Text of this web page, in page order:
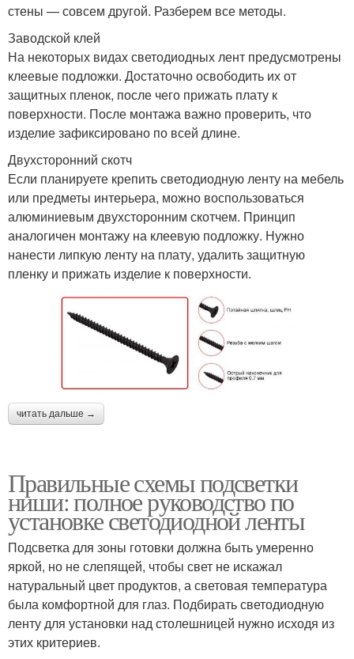
стены — совсем другой. Разберем все методы.
Заводской клей
На некоторых видах светодиодных лент предусмотрены
клеевые подложки. Достаточно освободить их от
защитных пленок, после чего прижать плату к
поверхности. После монтажа важно проверить, что
изделие зафиксировано по всей длине.
Двухсторонний скотч
Если планируете крепить светодиодную ленту на мебель
или предметы интерьера, можно воспользоваться
алюминиевым двухсторонним скотчем. Принцип
аналогичен монтажу на клеевую подложку. Нужно
нанести липкую ленту на плату, удалить защитную
пленку и прижать изделие к поверхности.
читать дальше →
Правильные схемы подсветки
ниши: полное руководство по
установке светодиодной ленты
Подсветка для зоны готовки должна быть умеренно
яркой, но не слепящей, чтобы свет не искажал
натуральный цвет продуктов, а световая температура
была комфортной для глаз. Подбирать светодиодную
ленту для установки над столешницей нужно исходя из
этих критериев.